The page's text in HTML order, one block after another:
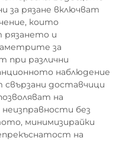
за рязане включват
които
и
за
при различни
наблюдение
свързани доставчици
на
без
минимизирайки
на